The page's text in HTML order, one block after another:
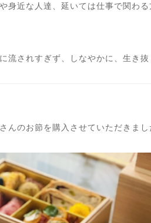
身近な人達、延いては仕事で関わ
流されすぎず、しなやかに、生き抜
んのお節を購入させていただきまし